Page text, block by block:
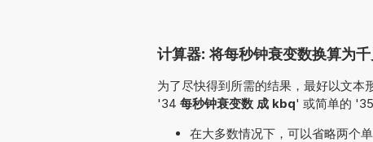
计算器: 将每秒钟衰变数换算为
为了尽快得到所需的结果，最好以文本
'34 每秒钟衰变数 成 kbq' 或简单的 '35
在大多数情况下，可以省略两